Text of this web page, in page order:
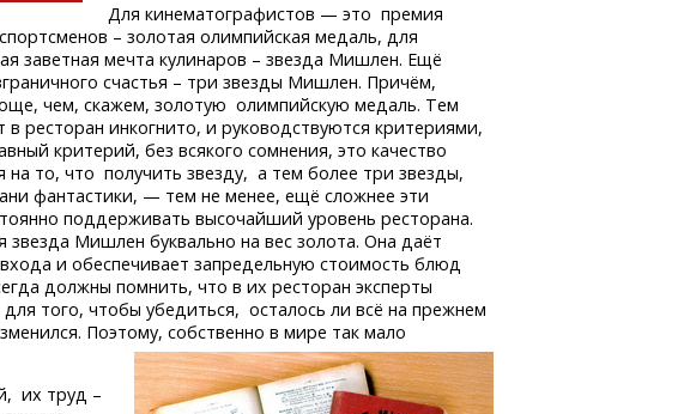
Для кинематографистов — это премия
– золотая олимпийская медаль, для
заветная мечта кулинаров – звезда Мишлен. Ещё
счастья – три звезды Мишлен. Причём,
чем, скажем, золотую олимпийскую медаль. Тем
ресторан инкогнито, и руководствуются критериями,
критерий, без всякого сомнения, это качество
на то, что получить звезду, а тем более три звезды,
фантастики, — тем не менее, ещё сложнее эти
поддерживать высочайший уровень ресторана.
Мишлен буквально на вес золота. Она даёт
и обеспечивает запредельную стоимость блюд
должны помнить, что в их ресторан эксперты
того, чтобы убедиться, осталось ли всё на прежнем
Поэтому, собственно в мире так мало
их труд –